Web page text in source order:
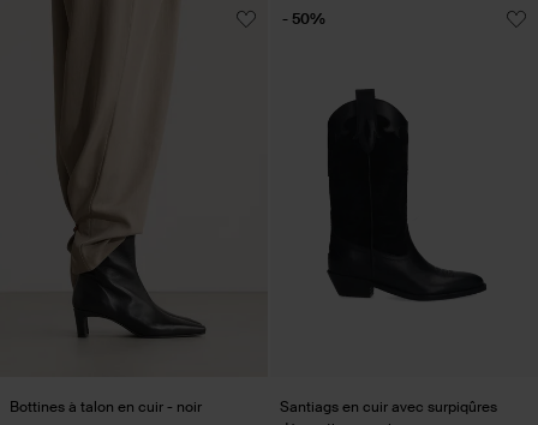
Bottines à talon en cuir - noir
Santiags en cuir avec surpiqûres
- 50%